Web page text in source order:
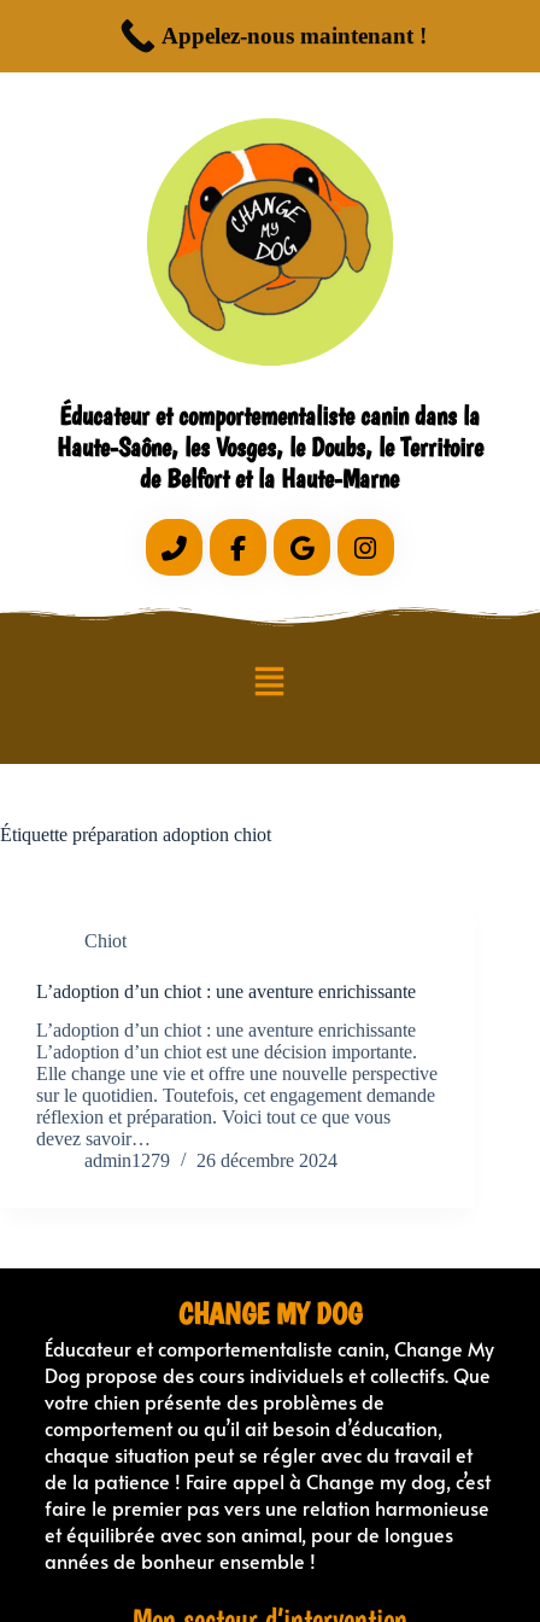
Éducateur et comportementaliste canin dans la
Haute-Saône, les Vosges, le Doubs, le Territoire
de Belfort et la Haute-Marne
Étiquette préparation adoption chiot
Chiot
L’adoption d’un chiot : une aventure enrichissante
L’adoption d’un chiot : une aventure enrichissante
L’adoption d’un chiot est une décision importante.
Elle change une vie et offre une nouvelle perspective
sur le quotidien. Toutefois, cet engagement demande
réflexion et préparation. Voici tout ce que vous
devez savoir…
admin1279
26 décembre 2024
CHANGE MY DOG
Éducateur et comportementaliste canin, Change My
Dog propose des cours individuels et collectifs. Que
votre chien présente des problèmes de
comportement ou qu’il ait besoin d’éducation,
chaque situation peut se régler avec du travail et
de la patience ! Faire appel à Change my dog, c’est
faire le premier pas vers une relation harmonieuse
et équilibrée avec son animal, pour de longues
années de bonheur ensemble !
Appelez-nous maintenant !